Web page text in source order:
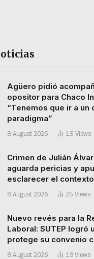
Agüero pidió
opositor para Chaco
“Tenemos que ir a un
paradigma”
8 August 2026 15 Views
Crimen de Julián
aguarda pericias y
esclarecer el
8 August 2026 25 Views
Nuevo revés para la
Laboral: SUTEP logró
protege su convenio
8 August 2026 19 Views